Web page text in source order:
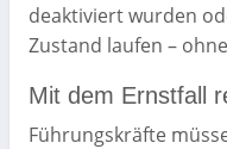
deaktiviert wurden
Zustand laufen –
Mit dem Ernstfall
Führungskräfte